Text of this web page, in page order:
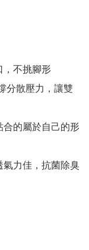
，不挑腳形
分散壓力，讓雙
合的屬於自己的形
氣力佳，抗菌除臭